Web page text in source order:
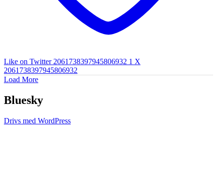
Like on Twitter 2061738397945806932 1 X
2061738397945806932
Load More
Bluesky
Drivs med WordPress